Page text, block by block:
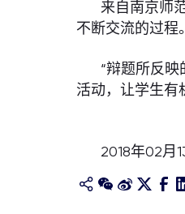
来自南京师
不断交流的过程
“辩题所反
活动，让学生有
2018年02月